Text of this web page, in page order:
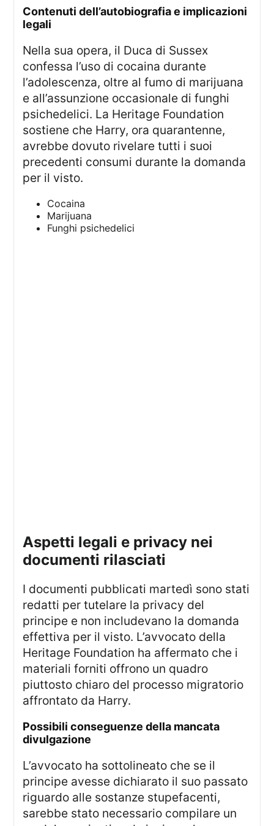
contenuti dell’autobiografia e implicazioni
legali
Nella sua opera, il Duca di Sussex
confessa l’uso di cocaina durante
l’adolescenza, oltre al fumo di marijuana
e all’assunzione occasionale di funghi
psichedelici. La Heritage Foundation
sostiene che Harry, ora quarantenne,
avrebbe dovuto rivelare tutti i suoi
precedenti consumi durante la domanda
per il visto.
Cocaina
Marijuana
Funghi psichedelici
aspetti legali e privacy nei
documenti rilasciati
I documenti pubblicati martedì sono stati
redatti per tutelare la privacy del
principe e non includevano la domanda
effettiva per il visto. L’avvocato della
Heritage Foundation ha affermato che i
materiali forniti offrono un quadro
piuttosto chiaro del processo migratorio
affrontato da Harry.
possibili conseguenze della mancata
divulgazione
L’avvocato ha sottolineato che se il
principe avesse dichiarato il suo passato
riguardo alle sostanze stupefacenti,
sarebbe stato necessario compilare un